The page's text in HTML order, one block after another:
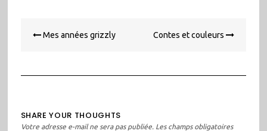
de Mes années grizzly Contes et couleurs
SHARE YOUR THOUGHTS
Votre adresse e-mail ne sera pas publiée. Les champs obligatoires